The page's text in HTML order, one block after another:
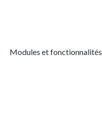
Modules et fonctionnalités